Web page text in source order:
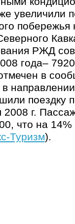
увеличили
РЖД
года–
в
поездку
г.
что на
Туризм).